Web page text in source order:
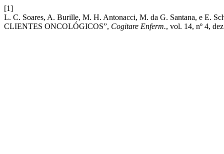
[1]
L. C. Soares, A. Burille, M. H. Antonacci, M. da G. Santana, e E.
CLIENTES ONCOLÓGICOS”, Cogitare Enferm., vol. 14, nº 4,